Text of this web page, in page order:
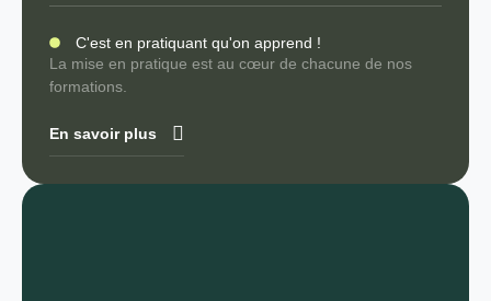
C'est en pratiquant qu'on apprend !
La mise en pratique est au cœur de chacune de nos
formations.
En savoir plus